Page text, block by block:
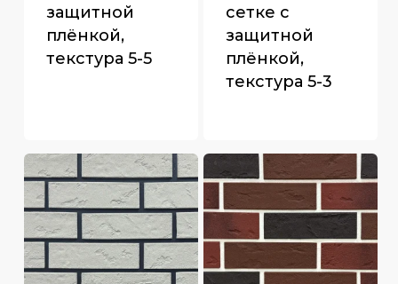
защитной
плёнкой,
текстура 5-5
сетке с
защитной
плёнкой,
текстура 5-3